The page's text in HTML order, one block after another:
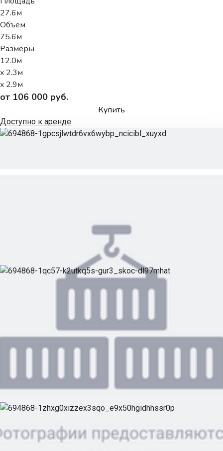
27.6м
Объем
75.6м
Размеры
12.0м
x 2.3м
x 2.9м
от 106 000 руб.
Купить
Доступно к аренде